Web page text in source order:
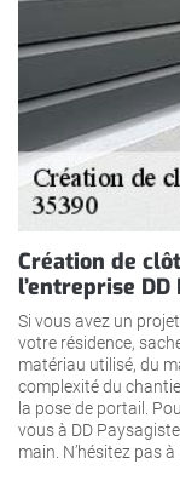
Création de
l’entreprise
Si vous avez un
votre résidence,
matériau utilisé, du
complexité du
la pose de portail.
vous à DD
main. N’hésitez pas